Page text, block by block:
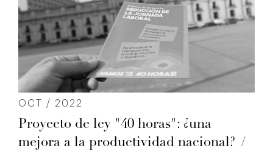
OCT / 2022
Proyecto de ley "40 horas": ¿una
mejora a la productividad nacional?